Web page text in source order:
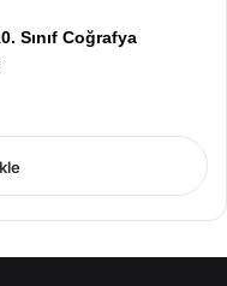
Sınıf Coğrafya